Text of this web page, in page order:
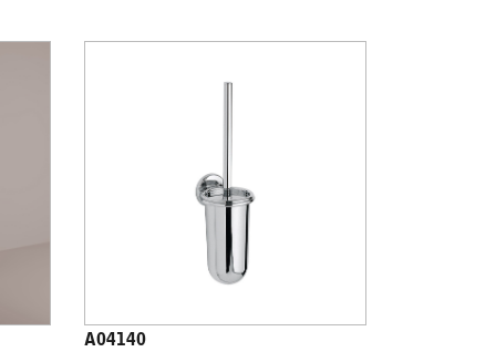
A04140